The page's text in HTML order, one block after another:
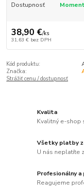
Dostupnosť
38,90 €/ks
31,63 € bez DPH
Kód produktu:
Značka:
Strážiť cenu / dostupnosť
Kvalita
Kvalitný e-shop
Všetky platby
U nás neplatíte
Profesionálny
Reagujeme